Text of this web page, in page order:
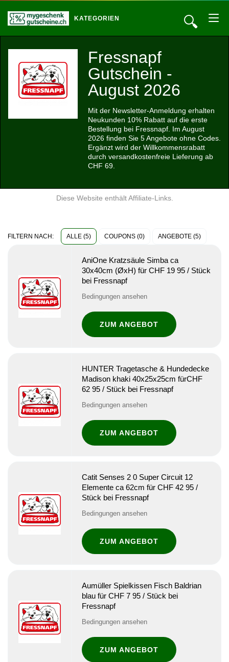
🔍
KATEGORIEN
Fressnapf
Gutschein -
August 2026
Mit der Newsletter-Anmeldung erhalten
Neukunden 10% Rabatt auf die erste
Bestellung bei Fressnapf. Im August
2026 finden Sie 5 Angebote ohne Codes.
Ergänzt wird der Willkommensrabatt
durch versandkostenfreie Lieferung ab
CHF 69.
Diese Website enthält Affiliate-Links.
FILTERN NACH: ALLE (5) COUPONS (0) ANGEBOTE (5)
AniOne Kratzsäule Simba ca
30x40cm (ØxH) für CHF 19 95 / Stück
bei Fressnapf
Bedingungen ansehen
ZUM ANGEBOT
HUNTER Tragetasche & Hundedecke
Madison khaki 40x25x25cm fürCHF
62 95 / Stück bei Fressnapf
Bedingungen ansehen
ZUM ANGEBOT
Catit Senses 2 0 Super Circuit 12
Elemente ca 62cm für CHF 42 95 /
Stück bei Fressnapf
Bedingungen ansehen
ZUM ANGEBOT
Aumüller Spielkissen Fisch Baldrian
blau für CHF 7 95 / Stück bei
Fressnapf
Bedingungen ansehen
ZUM ANGEBOT